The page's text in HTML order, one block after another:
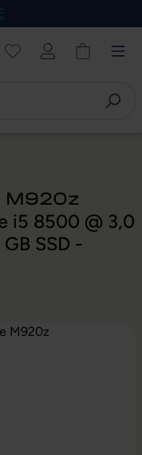
M920z
i5 8500 @ 3,0
SSD -